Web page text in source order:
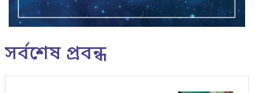
সর্বশেষ প্রবন্ধ